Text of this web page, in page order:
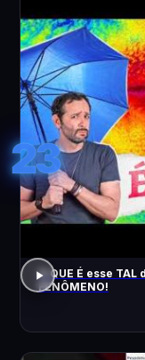
23
O QUE É esse TAL
FENÔMENO!